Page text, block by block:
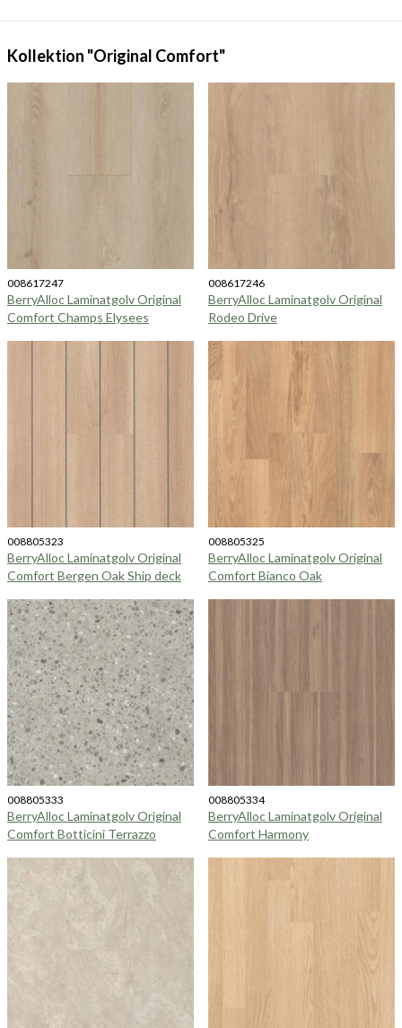
Kollektion "Original Comfort"
008617247
BerryAlloc Laminatgolv Original
Comfort Champs Elysees
008617246
BerryAlloc Laminatgolv Original
Rodeo Drive
008805323
BerryAlloc Laminatgolv Original
Comfort Bergen Oak Ship deck
008805325
BerryAlloc Laminatgolv Original
Comfort Bianco Oak
008805333
BerryAlloc Laminatgolv Original
Comfort Botticini Terrazzo
008805334
BerryAlloc Laminatgolv Original
Comfort Harmony